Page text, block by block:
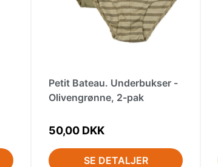
Petit Bateau. Underbukser -
Olivengrønne, 2-pak
50,00 DKK
SE DETALJER